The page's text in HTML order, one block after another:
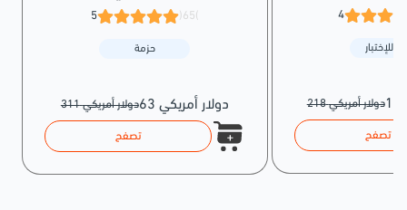
5 (65)
حزمة
311 دولار أمريكي 63 دولار أمريكي
تصفح
4
للإختبار
218 دولار أمريكي
تصفح